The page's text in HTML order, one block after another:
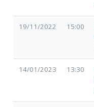
19/11/2022 15:00
14/01/2023 13:30